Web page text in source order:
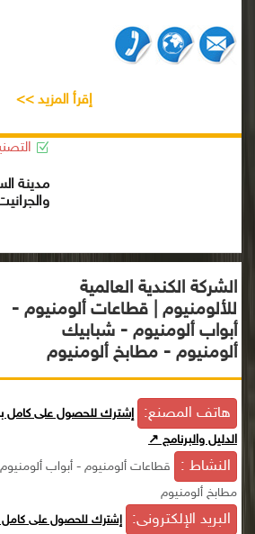
إقرأ المزيد >>
مدينة
الشركة الكندية العالمية
للألومنيوم | قطاعات ألومنيوم -
أبواب ألومنيوم - شبابيك
ألومنيوم - مطابخ ألومنيوم
هاتف المصنع: إشترك للحصول على كامل
الدليل والبرنامج ↗
النشاط :
قطاعات ألومنيوم - أبواب
مطابخ ألومنيوم
البريد الإلكترونى: إشترك للحصول على كامل